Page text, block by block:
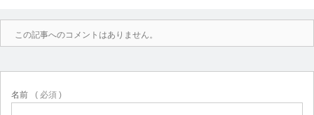
この記事へのコメントはありません。
名前 ( 必須 )